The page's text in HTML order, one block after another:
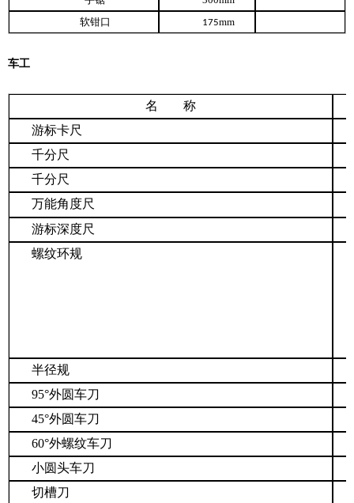
软钳口
175mm
车工
名 称
游标卡尺
千分尺
千分尺
万能角度尺
游标深度尺
螺纹环规
半径规
95°外圆车刀
45°外圆车刀
60°外螺纹车刀
小圆头车刀
切槽刀